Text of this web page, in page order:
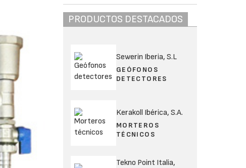
PRODUCTOS DESTACADOS
Sewerin Iberia, S.L
GEÓFONOS
DETECTORES
Kerakoll Ibérica, S.A.
MORTEROS
TÉCNICOS
Tekno Point Italia,